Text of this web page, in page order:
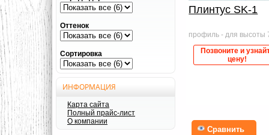
Плинтус SK-1
профиль - для высоты
Позвоните и
цену!
Сравнить
Оттенок
Сортировка
ИНФОРМАЦИЯ
Карта сайта
Полный прайс-лист
О компании